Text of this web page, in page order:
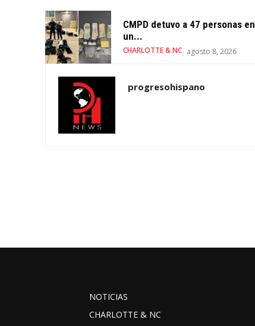
CMPD detuvo a 47 personas en
un...
CHARLOTTE & NC agosto 8, 2026
progresohispano
NOTICIAS
CHARLOTTE & NC